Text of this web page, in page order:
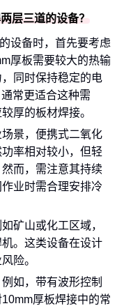
层三道的设备？
设备时，首先要考虑
厚板需要较大的热输
同时保持稳定的电
通常更适合这种需
厚的板材焊接。
景，便携式二氧化
率相对较小，但轻
而，需注意其持续
业时需合理安排冷
矿山或化工区域，
。这类设备在设计
险。
如，带有波形控制
厚板焊接中的常